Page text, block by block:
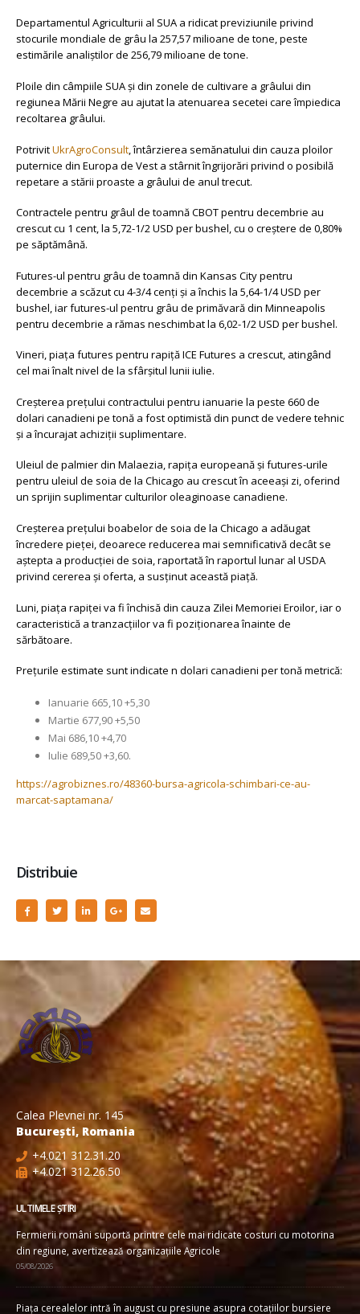
Departamentul Agriculturii al SUA a ridicat previziunile privind
stocurile mondiale de grâu la 257,57 milioane de tone, peste
estimările analiștilor de 256,79 milioane de tone.
Ploile din câmpiile SUA și din zonele de cultivare a grâului din
regiunea Mării Negre au ajutat la atenuarea secetei care împiedica
recoltarea grâului.
PotrivitUkrAgroConsult , întârzierea semănatului din cauza ploilor
puternice din Europa de Vest a stârnit îngrijorări privind o posibilă
repetare a stării proaste a grâului de anul trecut.
Contractele pentru grâul de toamnă CBOT pentru decembrie au
crescut cu 1 cent, la 5,72-1/2 USD per bushel, cu o creștere de 0,80%
pe săptămână.
Futures-ul pentru grâu de toamnă din Kansas City pentru
decembrie a scăzut cu 4-3/4 cenți și a închis la 5,64-1/4 USD per
bushel, iar futures-ul pentru grâu de primăvară din Minneapolis
pentru decembrie a rămas neschimbat la 6,02-1/2 USD per bushel.
Vineri, piața futures pentru rapiță ICE Futures a crescut, atingând
cel mai înalt nivel de la sfârșitul lunii iulie.
Creșterea prețului contractului pentru ianuarie la peste 660 de
dolari canadieni pe tonă a fost optimistă din punct de vedere tehnic
și a încurajat achiziții suplimentare.
Uleiul de palmier din Malaezia, rapița europeană și futures-urile
pentru uleiul de soia de la Chicago au crescut în aceeași zi, oferind
un sprijin suplimentar culturilor oleaginoase canadiene.
Creșterea prețului boabelor de soia de la Chicago a adăugat
încredere pieței, deoarece reducerea mai semnificativă decât se
aștepta a producției de soia, raportată în raportul lunar al USDA
privind cererea și oferta, a susținut această piață.
Luni, piața rapiței va fi închisă din cauza Zilei Memoriei Eroilor, iar o
caracteristică a tranzacțiilor va fi poziționarea înainte de
sărbătoare.
Prețurile estimate sunt indicate n dolari canadieni per tonă metrică:
Ianuarie 665,10 +5,30
Martie 677,90 +5,50
Mai 686,10 +4,70
Iulie 689,50 +3,60.
https://agrobiznes.ro/48360-bursa-agricola-schimbari-ce-au-
marcat-saptamana/
Distribuie
Calea Plevnei nr. 145
București, Romania
+4.021 312.31.20
+4.021 312.26.50
ULTIMELE ȘTIRI
Fermierii români suportă printre cele mai ridicate costuri cu motorina
din regiune, avertizează organizațiile Agricole
05/08/2026
Piața cerealelor intră în august cu presiune asupra cotațiilor bursiere